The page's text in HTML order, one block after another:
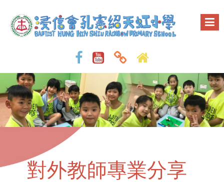
對外教師專業分享